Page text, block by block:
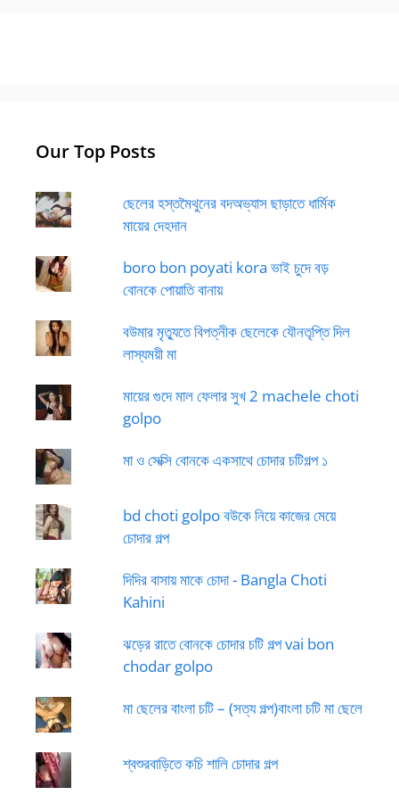
Our Top Posts
ছেলের হস্তমৈথুনের বদঅভ্যাস ছাড়াতে ধার্মিক
মায়ের দেহদান
boro bon poyati kora ভাই চুদে বড়
বোনকে পোয়াতি বানায়
বউমার মৃত্যুতে বিপত্নীক ছেলেকে যৌনতৃপ্তি দিল
লাস্যময়ী মা
মায়ের গুদে মাল ফেলার সুখ 2 machele choti
golpo
মা ও সেক্সি বোনকে একসাথে চোদার চটিগল্প ১
bd choti golpo বউকে নিয়ে কাজের মেয়ে
চোদার গল্প
দিদির বাসায় মাকে চোদা - Bangla Choti
Kahini
ঝড়ের রাতে বোনকে চোদার চটি গল্প vai bon
chodar golpo
মা ছেলের বাংলা চটি – (সত্য গল্প)বাংলা চটি মা ছেলে
শ্বশুরবাড়িতে কচি শালি চোদার গল্প